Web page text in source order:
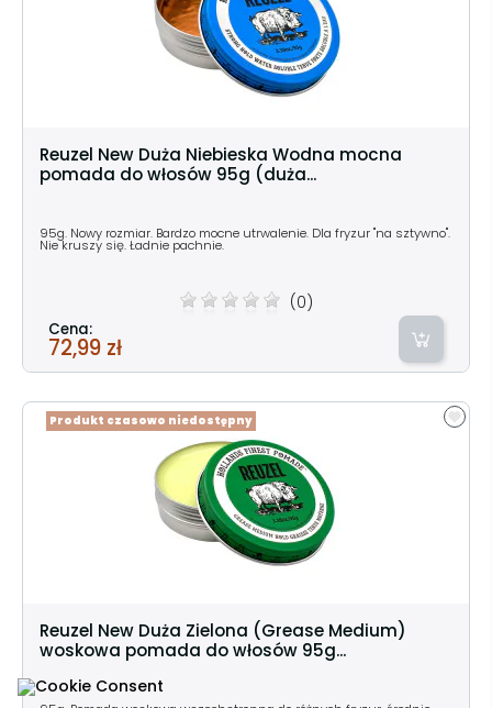
Reuzel New Duża Niebieska Wodna mocna
pomada do włosów 95g (duża...
95g. Nowy rozmiar. Bardzo mocne utrwalenie. Dla fryzur "na sztywno".
Nie kruszy się. Ładnie pachnie.
(0)
Cena:
72,99 zł
Reuzel New Duża Zielona (Grease Medium)
woskowa pomada do włosów 95g...
Produkt czasowo niedostępny